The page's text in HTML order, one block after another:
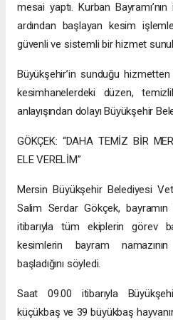
mesai yaptı. Kurban
ardından başlayan kesim
güvenli ve sistemli bir hizmet
Büyükşehir’in sunduğu
kesimhanelerdeki düzen,
anlayışından dolayı Büyükşehir
GÖKÇEK: “DAHA TEMİZ BİR
ELE VERELİM”
Mersin Büyükşehir Belediyesi
Salim Serdar Gökçek,
itibarıyla tüm ekiplerin görev
kesimlerin bayram
başladığını söyledi.
Saat 09.00 itibarıyla
küçükbaş ve 39 büyükbaş